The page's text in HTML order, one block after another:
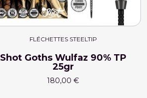
FLÉCHETTES STEELTIP
Shot Goths Wulfaz 90% TP
25gr
180,00 €